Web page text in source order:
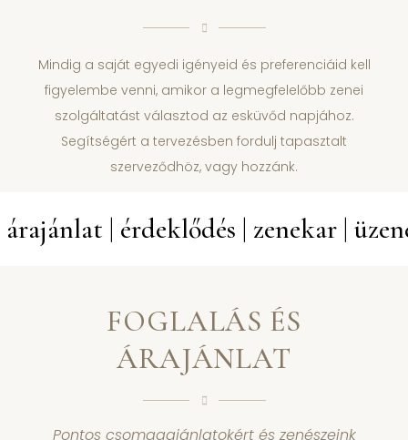
Mindig a saját egyedi igényeid és preferenciáid kell
figyelembe venni, amikor a legmegfelelőbb zenei
szolgáltatást választod az esküvőd napjához.
Segítségért a tervezésben fordulj tapasztalt
szerveződhöz, vagy hozzánk.
| érdeklődés | zenekar |
FOGLALÁS ÉS
ÁRAJÁNLAT
Pontos csomagajánlatokért és zenészeink